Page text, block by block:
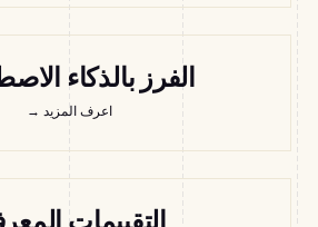
الفرز بالذكاء
اعرف المزيد →